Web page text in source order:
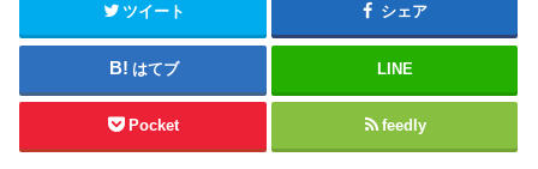
ツイート シェア
はてブ LINE
Pocket feedly